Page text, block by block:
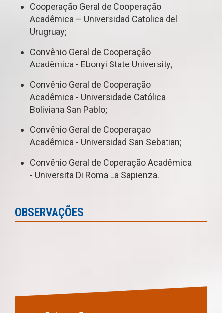
Cooperação Geral de Cooperação
Acadêmica – Universidad Catolica del
Urugruay;
Convênio Geral de Cooperação
Acadêmica - Ebonyi State University;
Convênio Geral de Cooperação
Acadêmica - Universidade Católica
Boliviana San Pablo;
Convênio Geral de Cooperaçao
Acadêmica - Universidad San Sebatian;
Convênio Geral de Coperação Acadêmica
- Universita Di Roma La Sapienza.
OBSERVAÇÕES